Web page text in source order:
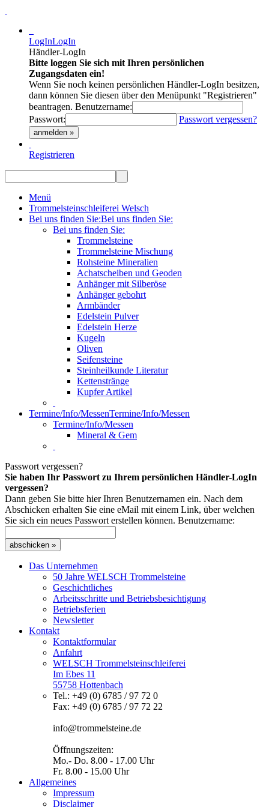
LogInLogIn
Händler-LogIn
Bitte loggen Sie sich mit Ihren persönlichen
Zugangsdaten ein!
Wenn Sie noch keinen persönlichen Händler-LogIn besitzen,
dann können Sie diesen über den Menüpunkt "Registrieren"
beantragen. Benutzername:
Passwort:
Passwort vergessen?
anmelden »
Registrieren
Menü
Trommelsteinschleiferei Welsch
Bei uns finden Sie:Bei uns finden Sie:
Bei uns finden Sie:
Trommelsteine
Trommelsteine Mischung
Rohsteine Mineralien
Achatscheiben und Geoden
Anhänger mit Silberöse
Anhänger gebohrt
Armbänder
Edelstein Pulver
Edelstein Herze
Kugeln
Oliven
Seifensteine
Steinheilkunde Literatur
Kettenstränge
Kupfer Artikel
Termine/Info/MessenTermine/Info/Messen
Termine/Info/Messen
Mineral & Gem
Passwort vergessen?
Sie haben Ihr Passwort zu Ihrem persönlichen Händler-LogIn
vergessen?
Dann geben Sie bitte hier Ihren Benutzernamen ein. Nach dem
Abschicken erhalten Sie eine eMail mit einem Link, über welchen
Sie sich ein neues Passwort erstellen können. Benutzername:
abschicken »
Das Unternehmen
50 Jahre WELSCH Trommelsteine
Geschichtliches
Arbeitsschritte und Betriebsbesichtigung
Betriebsferien
Newsletter
Kontakt
Kontaktformular
Anfahrt
WELSCH Trommelsteinschleiferei
Im Ebes 11
55758 Hottenbach
Tel.: +49 (0) 6785 / 97 72 0
Fax: +49 (0) 6785 / 97 72 22
info@trommelsteine.de
Öffnungszeiten:
Mo.- Do. 8.00 - 17.00 Uhr
Fr. 8.00 - 15.00 Uhr
Allgemeines
Impressum
Disclaimer